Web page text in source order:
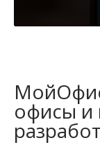
офисы и